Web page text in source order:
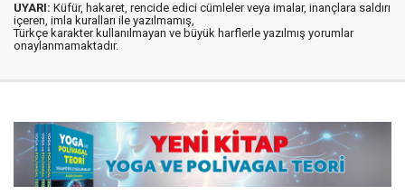
UYARI: Küfür, hakaret, rencide edici cümleler veya imalar, inançlara saldırı
içeren, imla kuralları ile yazılmamış,
Türkçe karakter kullanılmayan ve büyük harflerle yazılmış yorumlar
onaylanmamaktadır.